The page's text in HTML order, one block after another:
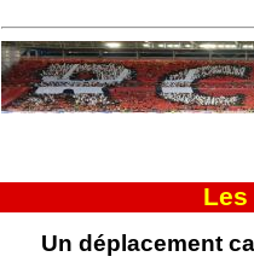
Les
Un déplacement